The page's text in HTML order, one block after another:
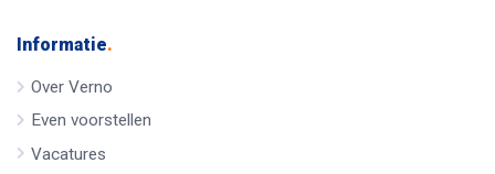
Informatie.
Over Verno
Even voorstellen
Vacatures